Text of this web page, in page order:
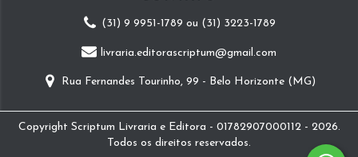
(31) 9 9951-1789 ou (31) 3223-1789
livraria.editorascriptum@gmail.com
Rua Fernandes Tourinho, 99 - Belo Horizonte (MG)
Copyright Scriptum Livraria e Editora - 01782907000112 - 2026.
Todos os direitos reservados.